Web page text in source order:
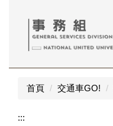
首頁 交通車GO!
:::